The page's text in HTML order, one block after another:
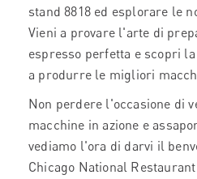
stand 8818 ed esplorare le
Vieni a provare l'arte di
espresso perfetta e scopri
a produrre le migliori
Non perdere l'occasione di
macchine in azione e
vediamo l'ora di darvi il
Chicago National